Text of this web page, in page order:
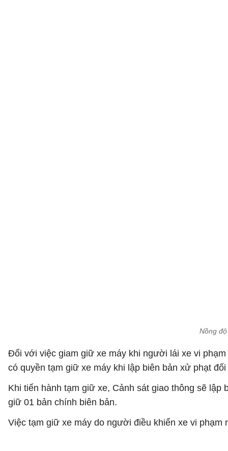
Nồng
Đối với việc giam giữ xe máy khi người lái xe vi
có quyền tạm giữ xe máy khi lập biên bản xử phạt
Khi tiến hành tạm giữ xe, Cảnh sát giao thông sẽ
giữ 01 bản chính biên bản.
Việc tạm giữ xe máy do người điều khiển xe vi